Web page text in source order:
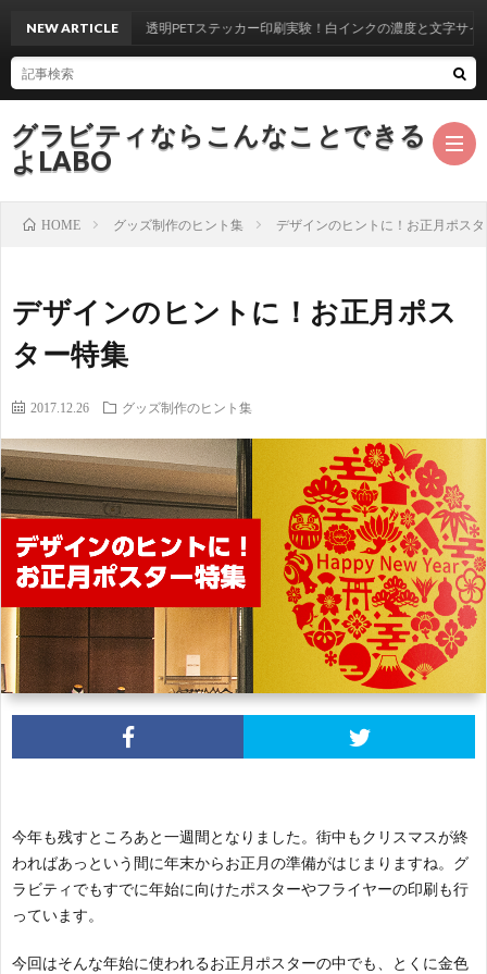
グラビティならこんなことできる
よLABO
NEW ARTICLE
金・銀・透明PETステッカー印刷実験！白インクの濃度と文字サイズを徹底
HOME グッズ制作のヒント集 デザインのヒントに！お正月ポス
デザインのヒントに！お正月ポス
ター特集
2017.12.26 グッズ制作のヒント集
今年も残すところあと一週間となりました。街中もクリスマスが終
わればあっという間に年末からお正月の準備がはじまりますね。グ
ラビティでもすでに年始に向けたポスターやフライヤーの印刷も行
っています。
今回はそんな年始に使われるお正月ポスターの中でも、とくに金色